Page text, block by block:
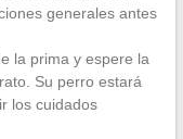
generales antes
la prima y espere la
Su perro estará
los cuidados